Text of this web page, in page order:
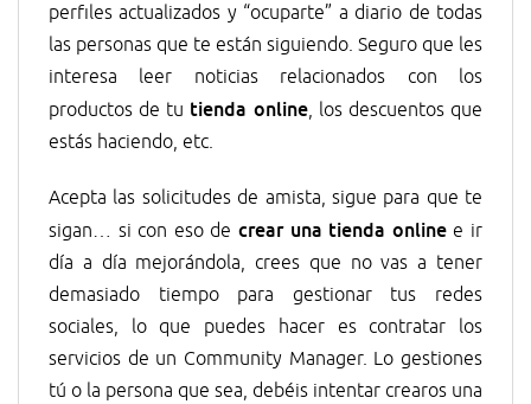
perfiles actualizados y “ocuparte” a diario de todas
las personas que te están siguiendo. Seguro que les
interesa leer noticias relacionados con los
productos de tu tienda online, los descuentos que
estás haciendo, etc.
Acepta las solicitudes de amista, sigue para que te
sigan… si con eso de crear una tienda onlinee ir
día a día mejorándola, crees que no vas a tener
demasiado tiempo para gestionar tus redes
sociales, lo que puedes hacer es contratar los
servicios de un Community Manager. Lo gestiones
tú o la persona que sea, debéis intentar crearos una